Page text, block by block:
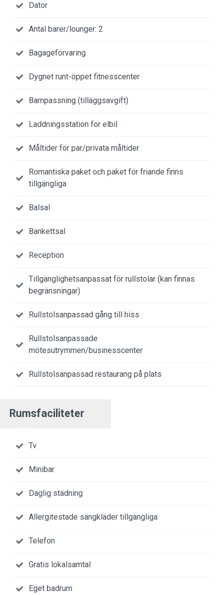
Dator
Antal barer/lounger: 2
Bagageförvaring
Dygnet runt-öppet fitnesscenter
Barnpassning (tilläggsavgift)
Laddningsstation för elbil
Måltider för par/privata måltider
Romantiska paket och paket för friande finns
tillgängliga
Balsal
Bankettsal
Reception
Tillgänglighetsanpassat för rullstolar (kan finnas
begränsningar)
Rullstolsanpassad gång till hiss
Rullstolsanpassade
mötesutrymmen/businesscenter
Rullstolsanpassad restaurang på plats
Rumsfaciliteter
Tv
Minibar
Daglig städning
Allergitestade sängkläder tillgängliga
Telefon
Gratis lokalsamtal
Eget badrum